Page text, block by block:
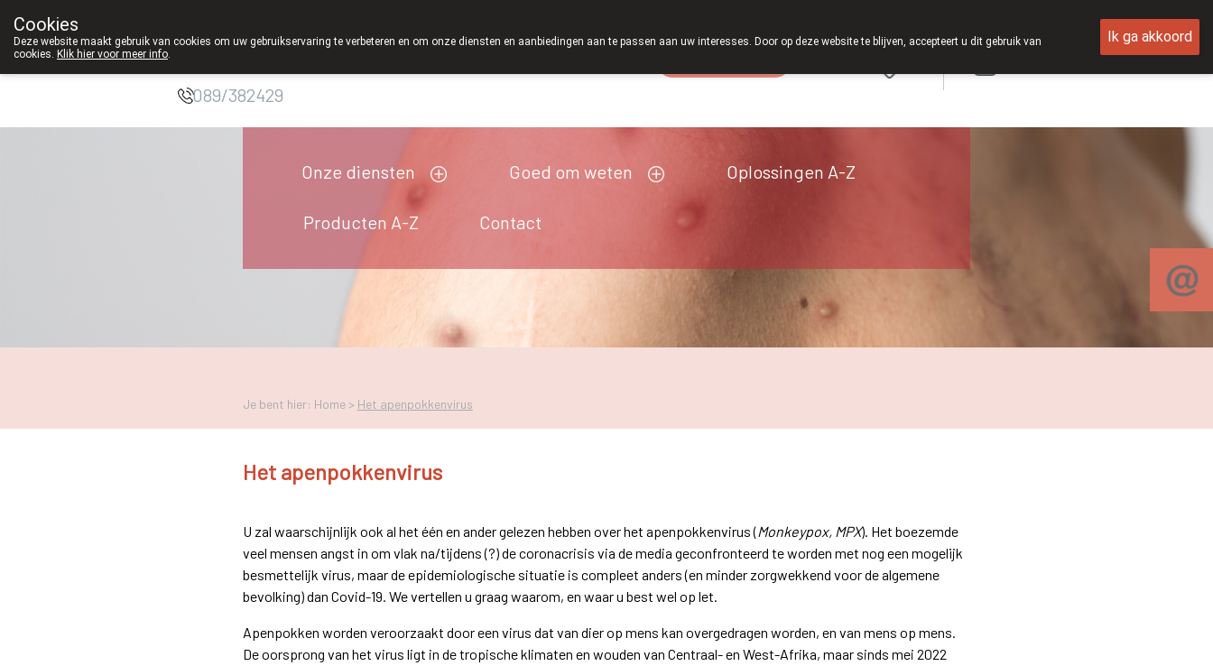
Apotheek
089/382429
Onze diensten Goed om weten Oplossingen A-Z
Producten A-Z Contact
Je bent hier: Home > Het apenpokkenvirus
Het apenpokkenvirus
U zal waarschijnlijk ook al het één en ander gelezen hebben over het apenpokkenvirus (Monkeypox, MPX). Het boezemde
veel mensen angst in om vlak na/tijdens (?) de coronacrisis via de media geconfronteerd te worden met nog een mogelijk
besmettelijk virus, maar de epidemiologische situatie is compleet anders (en minder zorgwekkend voor de algemene
bevolking) dan Covid-19. We vertellen u graag waarom, en waar u best wel op let.
Apenpokken worden veroorzaakt door een virus dat van dier op mens kan overgedragen worden, en van mens op mens.
De oorsprong van het virus ligt in de tropische klimaten en wouden van Centraal- en West-Afrika, maar sinds mei 2022
Cookies
Deze website maakt gebruik van cookies om uw gebruikservaring te verbeteren en om onze diensten en aanbiedingen aan te passen aan uw interesses. Door op deze website te blijven, accepteert u dit gebruik van
cookies. Klik hier voor meer info.
Ik ga akkoord